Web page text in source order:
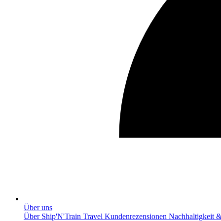
Über uns
Über Ship'N'Train Travel Kundenrezensionen Nachhaltigkeit